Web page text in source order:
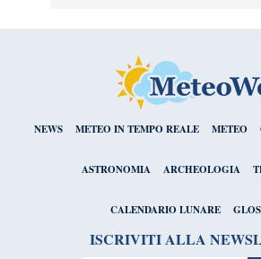
NEWS METEO IN TEMPO REALE METEO
ASTRONOMIA ARCHEOLOGIA
CALENDARIO LUNARE
ISCRIVITI ALLA